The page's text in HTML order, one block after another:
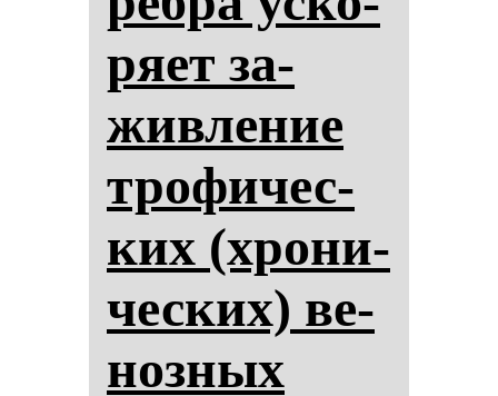
ря­ет за­
жив­ле­ние
тро­фи­чес­
ких (хро­ни­
чес­ких) ве­
ноз­ных